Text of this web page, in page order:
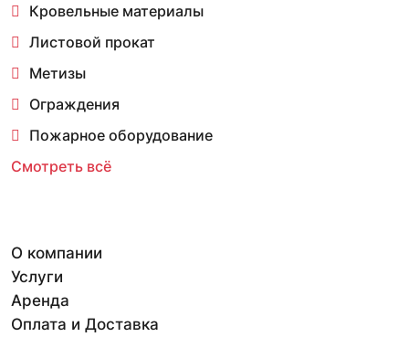
Кровельные материалы
Листовой прокат
Метизы
Ограждения
Пожарное оборудование
Смотреть всё
О компании
Услуги
Аренда
Оплата и Доставка